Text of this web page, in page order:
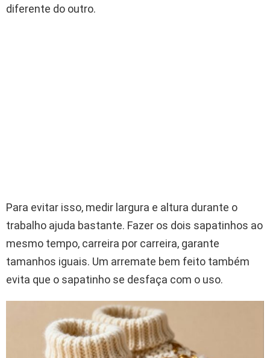
diferente do outro.
Para evitar isso, medir largura e altura durante o
trabalho ajuda bastante. Fazer os dois sapatinhos ao
mesmo tempo, carreira por carreira, garante
tamanhos iguais. Um arremate bem feito também
evita que o sapatinho se desfaça com o uso.